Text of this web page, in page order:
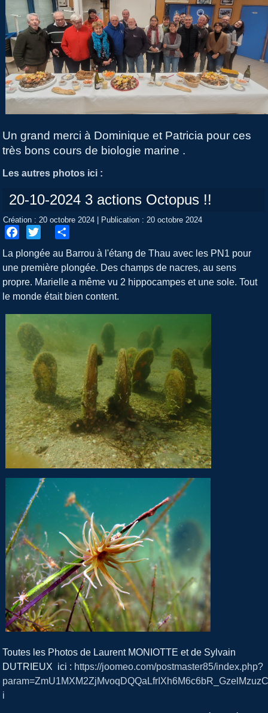
Un grand merci à Dominique et Patricia pour ces
très bons cours de biologie marine .
Les autres photos ici :
20-10-2024 3 actions Octopus !!
Création : 20 octobre 2024 | Publication : 20 octobre 2024
Facebook
Twitter
La plongée au Barrou à l'étang de Thau avec les PN1 pour
une première plongée. Des champs de nacres, au sens
propre. Marielle a même vu 2 hippocampes et une sole. Tout
le monde était bien content.
Toutes les Photos de Laurent MONIOTTE et de Sylvain
DUTRIEUX ici : https://joomeo.com/postmaster85/index.php?
i